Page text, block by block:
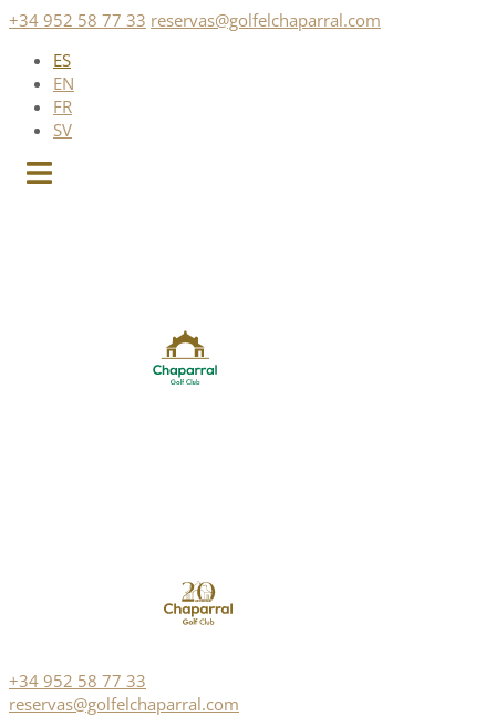
Saltar
contenido
+34 952 58 77 33 reservas@golfelchaparral.com
ES
EN
FR
SV
+34 952 58 77 33
reservas@golfelchaparral.com